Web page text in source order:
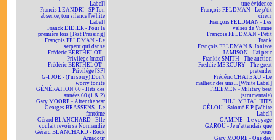
Label]
Francis LEANDRI - SP Ton
absence, ton silence [White
Label]
Franck DIDIER - Pour la
première fois [Test Pressing]
François FELDMAN - Le
serpent qui danse
Frédéric BERTHELOT -
Privilège [maxi]
Frédéric BERTHELOT -
Privilège [SP]
G-I JOE - (I'm sorry) Don't
worry tonite
GÉNÉRATION 60 - Hits des
années 60 (1 & 2)
Gary MOORE - After the war
Georges BRASSENS - Le
fantôme
Gérard BLANCHARD - Elle
voulait revoir sa Normandie
Gérard BLANCHARD - Rock
Amadour
une évidence
François FELDMAN - Le p'tit
cireur
François FELDMAN - Les
valses de Vienne
François FELDMAN - Petit
Frank
François FELDMAN & Joniece
JAMISON - J'ai peur
Frankie SMITH - The auction
Freddie MERCURY - The great
pretender
Frédéric CHATEAU - Le
malheur des uns... [White Label]
FREEMEN - Military beat
(strumentale)
FULL METAL HITS
GÉLOU - Salomé E.P. [White
Label]
GAMINE - Le voyage
GAROU - Je n'attendais que
vous
Gary MOORE - One day